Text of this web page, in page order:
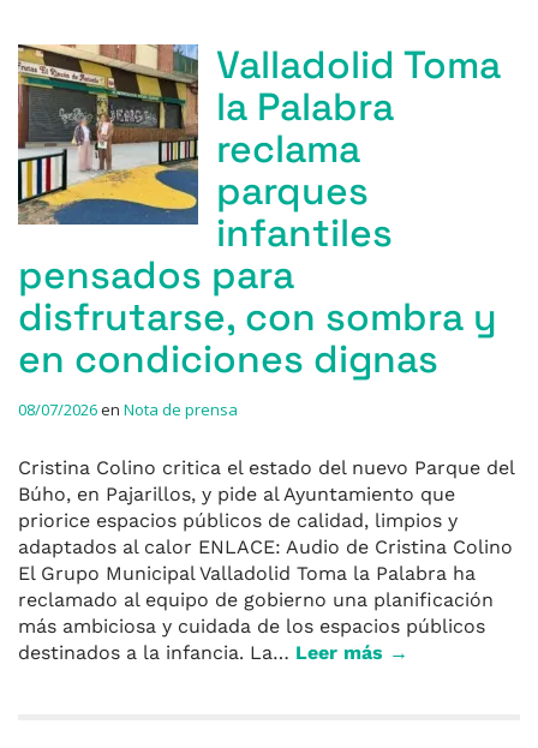
Valladolid Toma
la Palabra
reclama
parques
infantiles
pensados para
disfrutarse, con sombra y
en condiciones dignas
08/07/2026en Nota de prensa
Cristina Colino critica el estado del nuevo Parque del
Búho, en Pajarillos, y pide al Ayuntamiento que
priorice espacios públicos de calidad, limpios y
adaptados al calor ENLACE: Audio de Cristina Colino
El Grupo Municipal Valladolid Toma la Palabra ha
reclamado al equipo de gobierno una planificación
más ambiciosa y cuidada de los espacios públicos
destinados a la infancia. La… Leer más →